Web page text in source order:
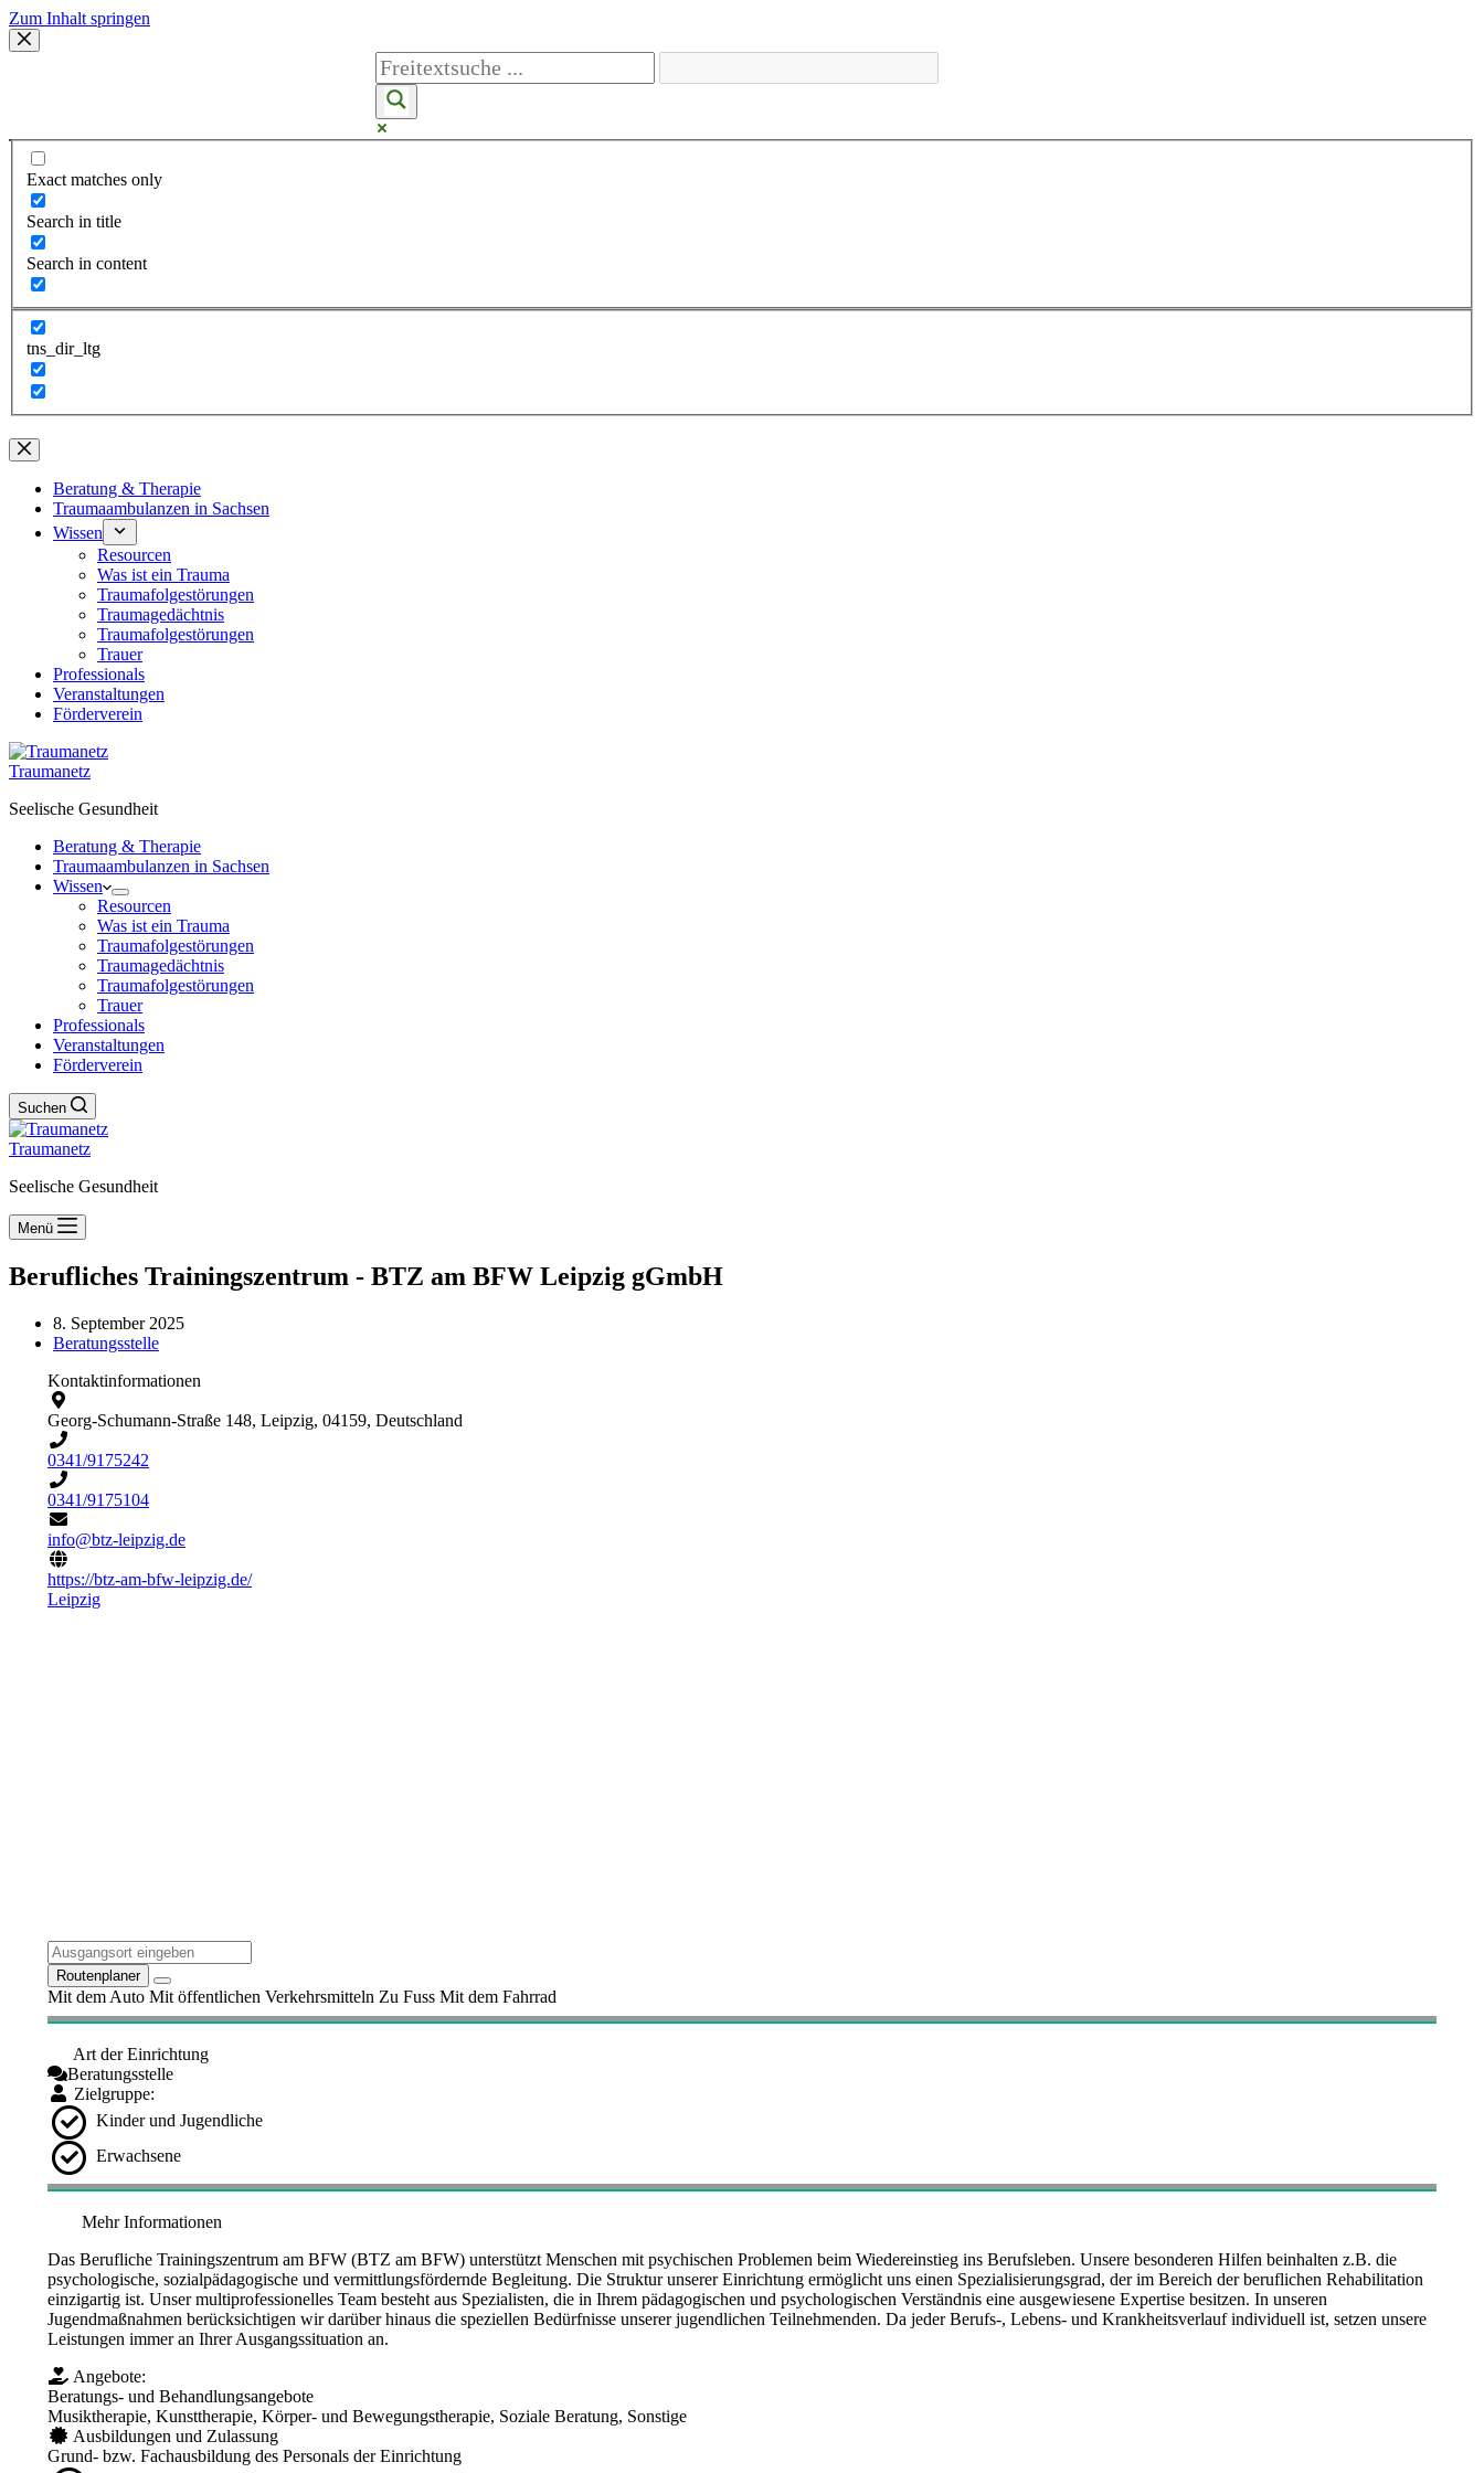
Zum Inhalt springen
Exact matches only
Search in title
Search in content
tns_dir_ltg
Beratung & Therapie
Traumaambulanzen in Sachsen
Wissen
Resourcen
Was ist ein Trauma
Traumafolgestörungen
Traumagedächtnis
Traumafolgestörungen
Trauer
Professionals
Veranstaltungen
Förderverein
Traumanetz
Seelische Gesundheit
Beratung & Therapie
Traumaambulanzen in Sachsen
Wissen
Resourcen
Was ist ein Trauma
Traumafolgestörungen
Traumagedächtnis
Traumafolgestörungen
Trauer
Professionals
Veranstaltungen
Förderverein
Suchen
Traumanetz
Seelische Gesundheit
Menü
Berufliches Trainingszentrum - BTZ am BFW Leipzig gGmbH
8. September 2025
Beratungsstelle
Kontaktinformationen
Georg-Schumann-Straße 148, Leipzig, 04159, Deutschland
0341/9175242
0341/9175104
info@btz-leipzig.de
https://btz-am-bfw-leipzig.de/
Leipzig
Routenplaner
Mit dem Auto Mit öffentlichen Verkehrsmitteln Zu Fuss Mit dem Fahrrad
Art der Einrichtung
Beratungsstelle
Zielgruppe:
Kinder und Jugendliche
Erwachsene
Mehr Informationen
Das Berufliche Trainingszentrum am BFW (BTZ am BFW) unterstützt Menschen mit psychischen Problemen beim Wiedereinstieg ins Berufsleben. Unsere besonderen Hilfen beinhalten z.B. die
psychologische, sozialpädagogische und vermittlungsfördernde Begleitung. Die Struktur unserer Einrichtung ermöglicht uns einen Spezialisierungsgrad, der im Bereich der beruflichen Rehabilitation
einzigartig ist. Unser multiprofessionelles Team besteht aus Spezialisten, die in Ihrem pädagogischen und psychologischen Verständnis eine ausgewiesene Expertise besitzen. In unseren
Jugendmaßnahmen berücksichtigen wir darüber hinaus die speziellen Bedürfnisse unserer jugendlichen Teilnehmenden. Da jeder Berufs-, Lebens- und Krankheitsverlauf individuell ist, setzen unsere
Leistungen immer an Ihrer Ausgangssituation an.
Angebote:
Beratungs- und Behandlungsangebote
Musiktherapie, Kunsttherapie, Körper- und Bewegungstherapie, Soziale Beratung, Sonstige
Ausbildungen und Zulassung
Grund- bzw. Fachausbildung des Personals der Einrichtung